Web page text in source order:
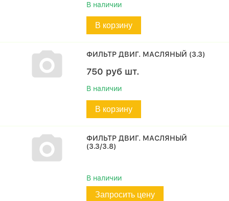
В наличии
В корзину
ФИЛЬТР ДВИГ. МАСЛЯНЫЙ (3.3)
750 руб шт.
В наличии
В корзину
ФИЛЬТР ДВИГ. МАСЛЯНЫЙ
(3.3/3.8)
В наличии
Запросить цену